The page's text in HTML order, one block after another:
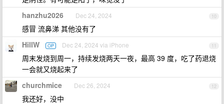
10
hanzhu2026 Dec 24, 2024
感冒 流鼻涕 其他没有了
11
HillW OP Dec 24, 2024 via iPhone
周末发烧到周一，持续发烧两天一夜，最高 39 度，吃了药退烧
一会就又烧起来了
12
churchmice Dec 26, 2024
我还好，没中